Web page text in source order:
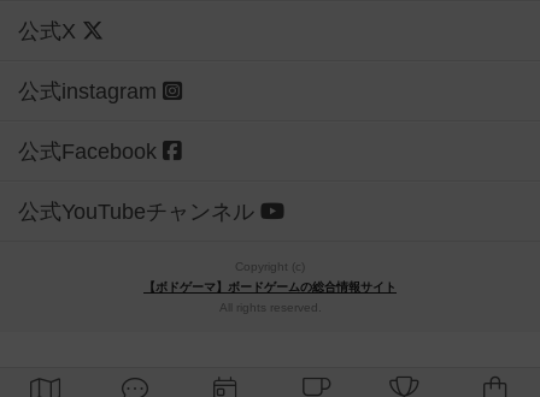
公式X
公式instagram
公式Facebook
公式YouTubeチャンネル
Copyright (c)
【ボドゲーマ】ボードゲームの総合情報サイト
All rights reserved.